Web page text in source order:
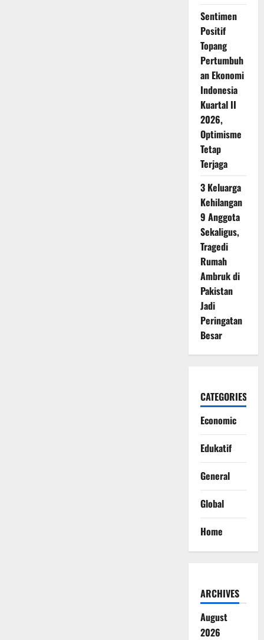
Sentimen
Positif
Topang
Pertumbuh
an Ekonomi
Indonesia
Kuartal II
2026,
Optimisme
Tetap
Terjaga
3 Keluarga
Kehilangan
9 Anggota
Sekaligus,
Tragedi
Rumah
Ambruk di
Pakistan
Jadi
Peringatan
Besar
CATEGORIES
Economic
Edukatif
General
Global
Home
ARCHIVES
August
2026